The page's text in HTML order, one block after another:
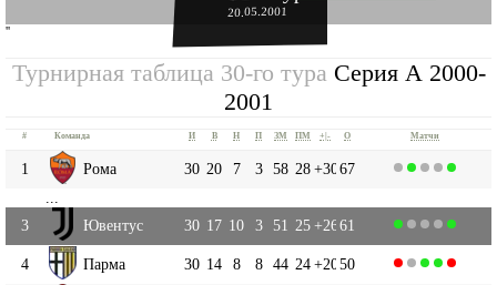
20.05.2001
''
Турнирная таблица 30-го тура Серия А 2000-
2001
# Команда И В Н П ЗМ ПМ +|- О Матчи
1 Рома 30 20 7 3 58 28+3067
3
Ювентус 30 17 10 3 51 25+2661
4 Парма 30 14 8 8 44 24+2050